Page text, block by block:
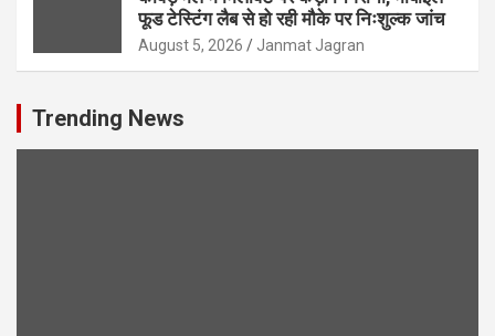
फूड टेस्टिंग लैब से हो रही मौके पर निःशुल्क जांच
August 5, 2026 Janmat Jagran
Trending News